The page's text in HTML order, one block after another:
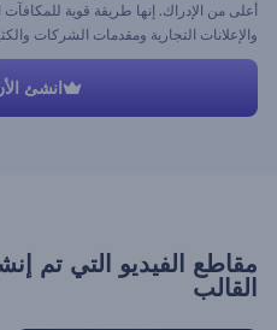
أعلى من الإدراك. إنها طريقة قوية
والإعلانات التجارية ومقدمات الشركات
مجانًا!
انشئ
مقاطع الفيديو التي تم
القالب